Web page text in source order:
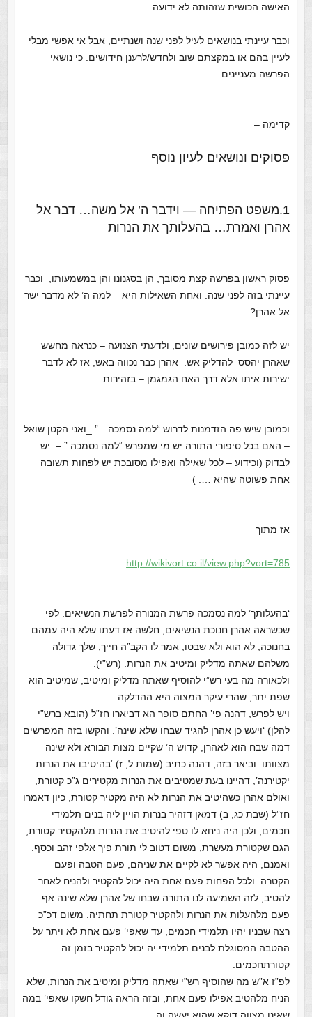
האישה הכושית שזהותה לא ידועה
וכבר עיינתי בנושאים לעיל לפני שנה ושנתיים, אבל אי אפשי מבלי
לעיין בהם או במקצתם שוב ולחדש/לרענן חידושים. כי נושאי
הפרשה מעניינים
קדימה –
פסוקים ונושאים לעיון נוסף
1.משפט הפתיחה — וידבר ה’ אל משה… דבר אל
אהרן ואמרת… בהעלותך את הנרות
פסוק ראשון בפרשה קצת מסובך, הן בסגנונו והן במשמעותו, וכבר
עיינתי בזה לפני שנה. ואחת השאילות היא – למה ה’ לא מדבר ישר
אל אהרן?
יש לזה כמובן פירושים שונים, ולדעתי הצנועה – כנראה מחשש
שאהרן יהסס להדליק אש. אהרן כבר נכווה באש, אז לא לדבר
ישירות איתו אלא דרך האח הגמגמן – בזהירות
וכמובן שיש פה הזדמנות לדרוש “למה נסמכה…” _ואני הקטן שואל
– האם בכל סיפורי התורה יש מי שמפרש “למה נסמכה ” – יש
לבדוק (וכידוע – לכל שאילה ואפילו מסובכת יש לפחות תשובה
אחת פשוטה שהיא …. )
אז מתוך
http://wikivort.co.il/view.php?vort=785
‘בהעלותך’ למה נסמכה פרשת המנורה לפרשת הנשיאים. לפי
שכשראה אהרן חנוכת הנשיאים, חלשה אז דעתו שלא היה עמהם
בחנוכה, לא הוא ולא שבטו, אמר לו הקב”ה חייך, שלך גדולה
משלהם שאתה מדליק ומיטיב את הנרות. (רש”י).
ולכאורה מה בעי רש”י להוסיף שאתה מדליק ומיטיב, שמיטיב הוא
שפת יתר, שהרי עיקר המצוה היא ההדלקה.
ויש לפרש, דהנה פי’ החתם סופר הא דביארו חז”ל (הובא ברש”י
להלן) ‘ויעש כן אהרן להגיד שבחו שלא שינה’. והקשו בזה המפרשים
דמה שבח הוא לאהרן, קדוש ה’ שקיים מצות הבורא ולא שינה
מצוותו. וביאר בזה, דהנה כתיב (שמות ל, ז) ‘בהיטיבו את הנרות
יקטירנה’, דהיינו בעת שמטיבים את הנרות מקטירים ג”כ קטורת,
ואולם אהרן כשהיטיב את הנרות לא היה מקטיר קטורת, כיון דאמרו
חז”ל (שבת כג, ב) דמאן דזהיר בנרות הויין ליה בנים תלמידי
חכמים, ולכן היה ניחא לו טפי להיטיב את הנרות מלהקטיר קטורת,
הגם שקטורת מעשרת, משום דטוב לי תורת פיך אלפי זהב וכסף.
ואמנם, היה אפשר לא לקיים את שניהם, פעם הטבה ופעם
הקטרה. ולכל הפחות פעם אחת היה יכול להקטיר ולהניח לאחר
להטיב, לזה השמיעה לנו התורה שבחו של אהרן שלא שינה אף
פעם מלהעלות את הנרות ולהקטיר קטורת תחתיה. משום דכ”כ
רצה שבניו יהיו תלמידי חכמים, עד שאפי’ פעם אחת לא ויתר על
ההטבה המסוגלת לבנים תלמידי יה יכול להקטיר בזמן זה
קטורתחכמים.
לפ”ז א”ש מה שהוסיף רש”י שאתה מדליק ומיטיב את הנרות, שלא
הניח מלהטיב אפילו פעם אחת, ובזה הראה גודל חשקו שאפי’ במה